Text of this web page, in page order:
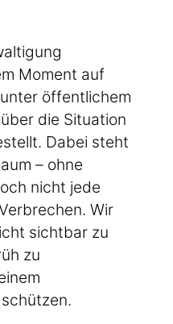
Moment auf
öffentlichem
die Situation
Dabei steht
– ohne
nicht jede
Wir
sichtbar zu
zu